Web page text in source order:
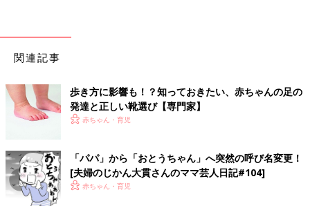
よしもとクリエイティブ・エージェンシー所属／夫婦お笑いコン
ビ「夫婦のじかん」の嫁担当。イラストレーターとしても活動
中。相方は元・トンファー山西章博。息子（2018.3生）と夫との
関連記事
歩き方に影響も！？知っておきたい、赤ちゃんの足の
発達と正しい靴選び【専門家】
赤ちゃん・育児
「パパ」から「おとうちゃん」へ突然の呼び名変更！
[夫婦のじかん大貫さんのママ芸人日記#104]
赤ちゃん・育児